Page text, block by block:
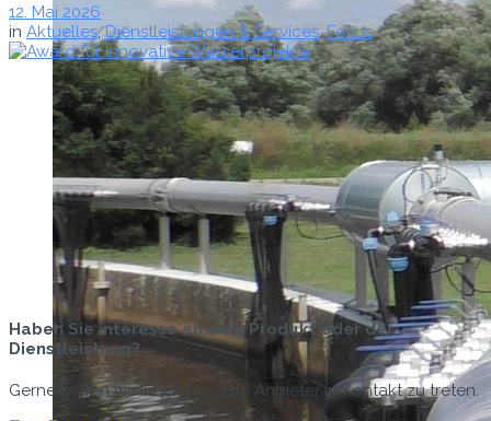
12. Mai 2026
in Aktuelles,Dienstleistungen & Services,Fokus
Haben Sie interesse an dem Produkt oder der
Dienstleistung?
Gerne helfen wir Ihnen mit dem Anbieter in Kontakt zu treten.